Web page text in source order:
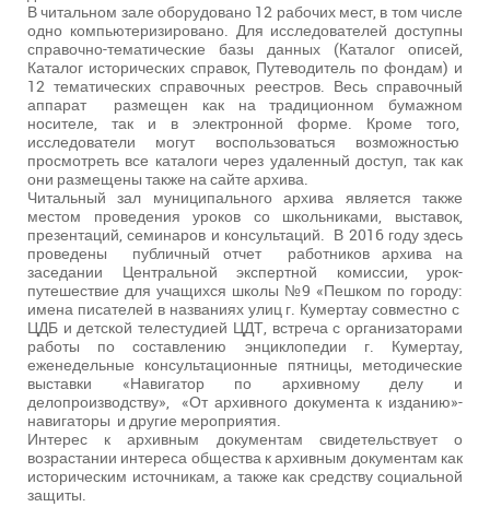
В читальном зале оборудовано 12 рабочих мест, в том числе
одно компьютеризировано. Для исследователей доступны
справочно-тематические базы данных (Каталог описей,
Каталог исторических справок, Путеводитель по фондам) и
12 тематических справочных реестров. Весь справочный
аппарат размещен как на традиционном бумажном
носителе, так и в электронной форме. Кроме того,
исследователи могут воспользоваться возможностью
просмотреть все каталоги через удаленный доступ, так как
они размещены также на сайте архива.
Читальный зал муниципального архива является также
местом проведения уроков со школьниками, выставок,
презентаций, семинаров и консультаций. В 2016 году здесь
проведены публичный отчет работников архива на
заседании Центральной экспертной комиссии, урок-
путешествие для учащихся школы №9 «Пешком по городу:
имена писателей в названиях улиц г. Кумертау совместно с
ЦДБ и детской телестудией ЦДТ, встреча с организаторами
работы по составлению энциклопедии г. Кумертау,
еженедельные консультационные пятницы, методические
выставки «Навигатор по архивному делу и
делопроизводству», «От архивного документа к изданию»-
навигаторы и другие мероприятия.
Интерес к архивным документам свидетельствует о
возрастании интереса общества к архивным документам как
историческим источникам, а также как средству социальной
защиты.